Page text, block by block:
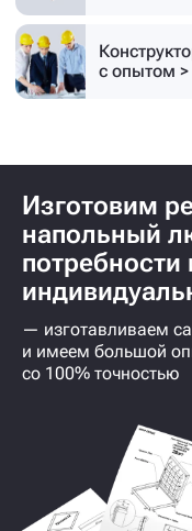
с опытом >
Изготовим
напольный
— изготавливаем
и имеем большой
со 100% точностью